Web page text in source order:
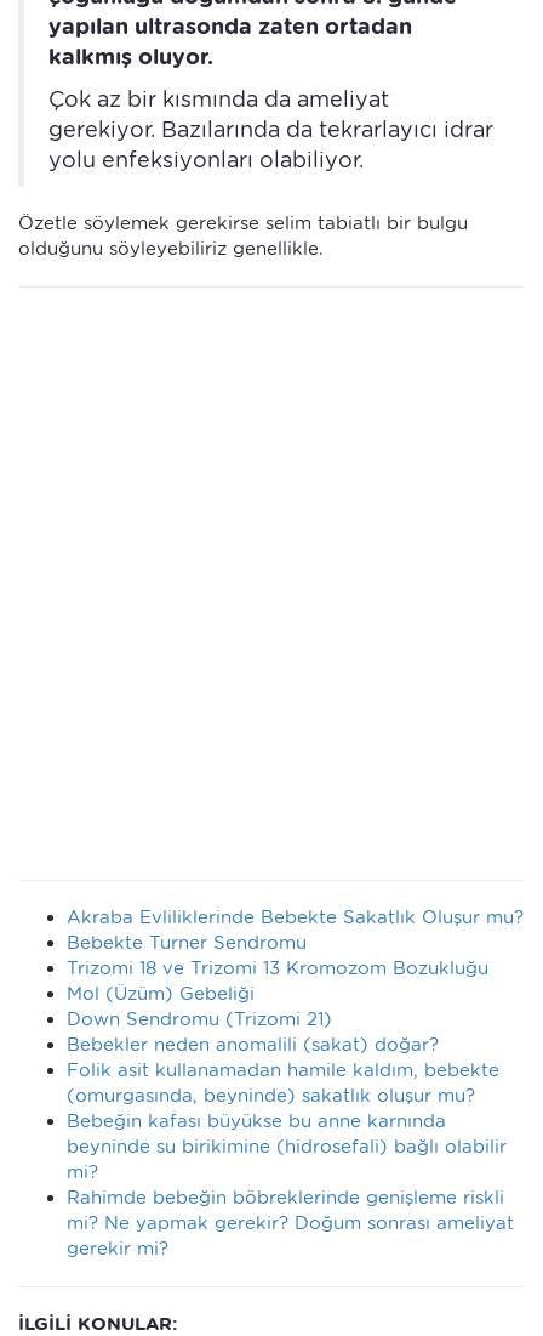
yapılan ultrasonda zaten ortadan
kalkmış oluyor.
Çok az bir kısmında da ameliyat
gerekiyor. Bazılarında da tekrarlayıcı idrar
yolu enfeksiyonları olabiliyor.
Özetle söylemek gerekirse selim tabiatlı bir bulgu
olduğunu söyleyebiliriz genellikle.
Akraba Evliliklerinde Bebekte Sakatlık Oluşur mu?
Bebekte Turner Sendromu
Trizomi 18 ve Trizomi 13 Kromozom Bozukluğu
Mol (Üzüm) Gebeliği
Down Sendromu (Trizomi 21)
Bebekler neden anomalili (sakat) doğar?
Folik asit kullanamadan hamile kaldım, bebekte
(omurgasında, beyninde) sakatlık oluşur mu?
Bebeğin kafası büyükse bu anne karnında
beyninde su birikimine (hidrosefali) bağlı olabilir
mi?
Rahimde bebeğin böbreklerinde genişleme riskli
mi? Ne yapmak gerekir? Doğum sonrası ameliyat
gerekir mi?
İLGİLİ KONULAR: